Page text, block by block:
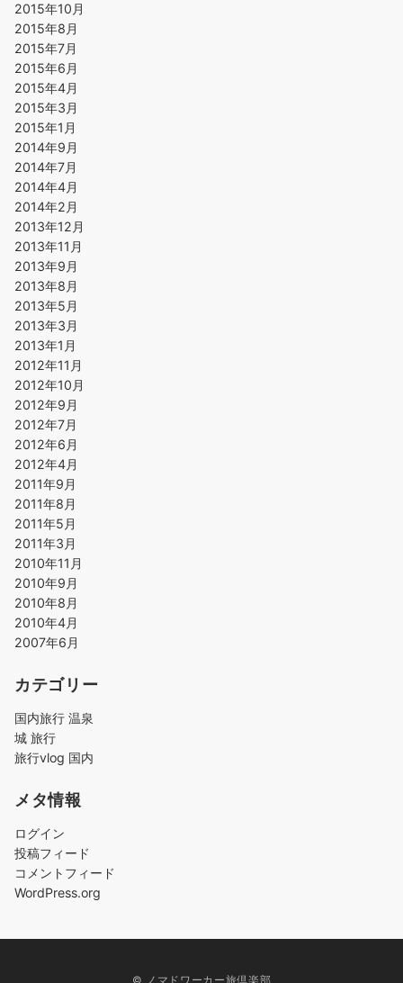
2015年10月
2015年8月
2015年7月
2015年6月
2015年4月
2015年3月
2015年1月
2014年9月
2014年7月
2014年4月
2014年2月
2013年12月
2013年11月
2013年9月
2013年8月
2013年5月
2013年3月
2013年1月
2012年11月
2012年10月
2012年9月
2012年7月
2012年6月
2012年4月
2011年9月
2011年8月
2011年5月
2011年3月
2010年11月
2010年9月
2010年8月
2010年4月
2007年6月
カテゴリー
国内旅行 温泉
城 旅行
旅行vlog 国内
メタ情報
ログイン
投稿フィード
コメントフィード
WordPress.org